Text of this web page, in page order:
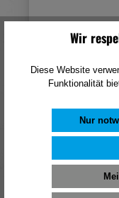
Fischer
Wir
Diese Website
Funktionalität
Nur